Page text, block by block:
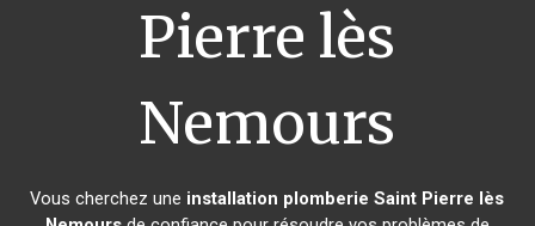
Pierre lès
Nemours
Vous cherchez une installation plomberie Saint Pierre lès